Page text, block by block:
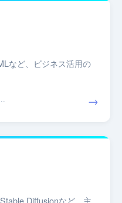
など、ビジネス活用の
→
Diffusionなど、主